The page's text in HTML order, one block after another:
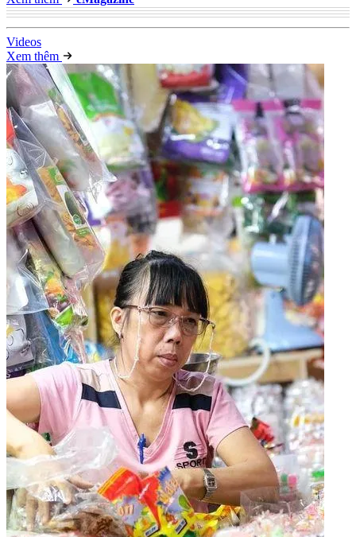
Videos
Xem thêm